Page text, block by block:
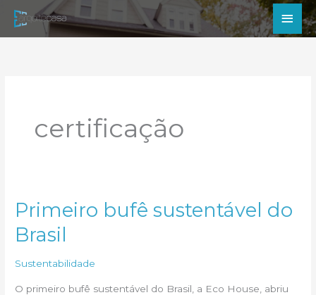
para
certificação
Primeiro bufê sustentável do
Brasil
Sustentabilidade
O primeiro bufê sustentável do Brasil, a Eco House, abriu